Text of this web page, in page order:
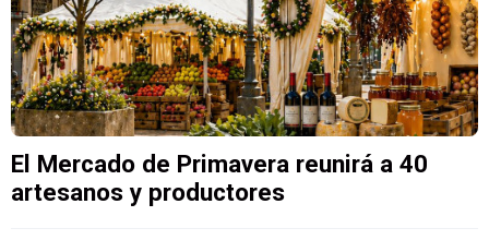
El Mercado de Primavera reunirá a 40
artesanos y productores